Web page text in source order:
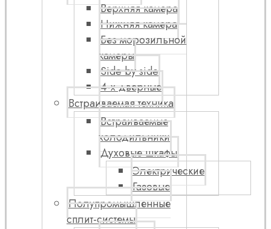
Верхняя камера
Нижняя камера
Без морозильной
камеры
Side by side
4-х дверные
Встраиваемая техника
Встраиваемые
холодильники
Духовые шкафы
Электрические
Газовые
Полупромышленные
сплит-системы